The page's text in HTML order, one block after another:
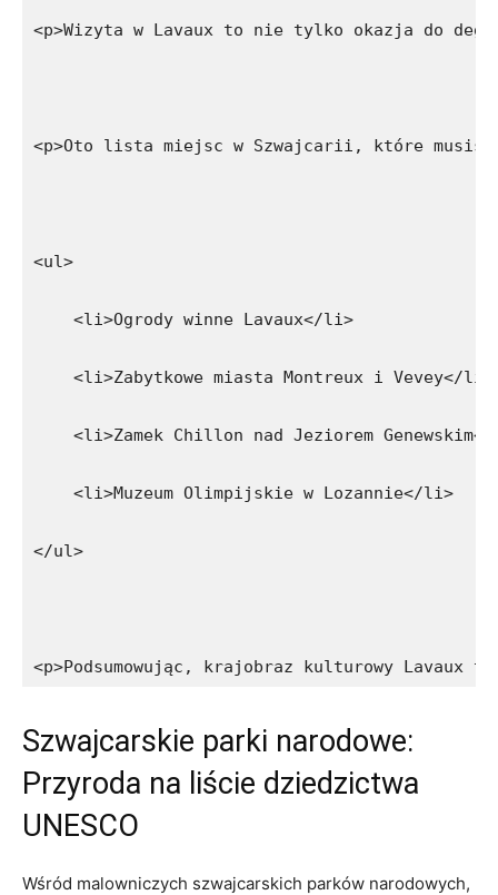
<p>Wizyta w Lavaux to nie tylko okazja do
<p>Oto lista miejsc w Szwajcarii, które musisz
<ul>
    <li>Ogrody winne Lavaux</li>
    <li>Zabytkowe miasta Montreux i Vevey</li>
<li>Zamek Chillon nad Jeziorem Genewskim</
    <li>Muzeum Olimpijskie w Lozannie</li>
</ul>
<p>Podsumowując, krajobraz kulturowy
Szwajcarskie parki narodowe:
Przyroda na liście dziedzictwa
UNESCO
Wśród malowniczych szwajcarskich parków narodowych,